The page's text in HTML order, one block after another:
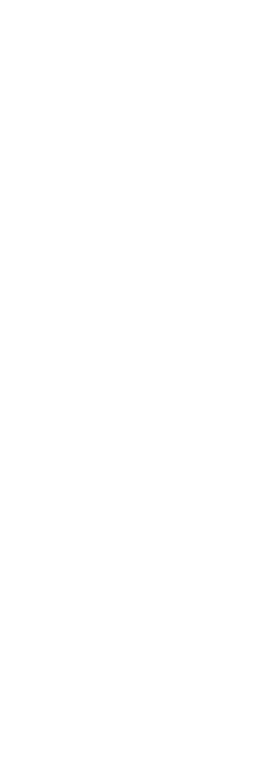
Efter en stund kommer
klar! Det betyder att alla
fungerar som det ska.
automatiskt ladda upp